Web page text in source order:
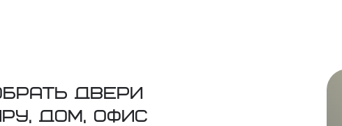
двери
дом, офис